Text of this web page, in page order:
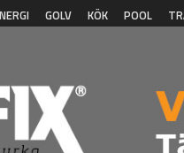
GOLV KÖK POOL